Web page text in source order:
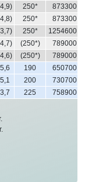
250*
873300
250*
873300
250*
1254600
(250*)
789000
(250*)
789000
5,6 190
650700
5,1 200
730700
3,7 225
758900